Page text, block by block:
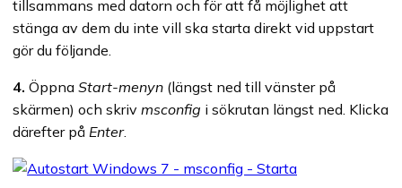
tillsammans med datorn och för att få möjlighet att
stänga av dem du inte vill ska starta direkt vid uppstart
gör du följande.
4. Öppna Start-menyn (längst ned till vänster på
skärmen) och skriv msconfig i sökrutan längst ned. Klicka
därefter på Enter.